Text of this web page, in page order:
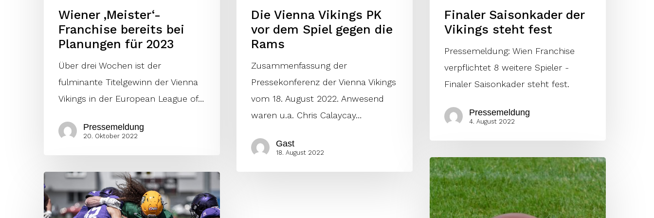
Wiener ‚Meister‘-
Franchise bereits bei
Planungen für 2023
Über drei Wochen ist der
fulminante Titelgewinn der Vienna
Vikings in der European League of…
Pressemeldung
20. Oktober 2022
RamsDie Vienna Vikings PK
vor dem Spiel gegen die
Rams
Zusammenfassung der
Pressekonferenz der Vienna Vikings
vom 18. August 2022. Anwesend
waren u.a. Chris Calaycay…
Gast
18. August 2022
Finaler Saisonkader der
Vikings steht fest
Pressemeldung: Wien Franchise
verpflichtet 8 weitere Spieler -
Finaler Saisonkader steht fest.
Pressemeldung
4. August 2022
Vikings
verkünden
Verletztenliste
und
Stimmen
zum
Scrimmage